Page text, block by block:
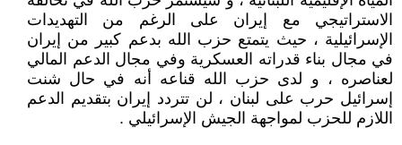
الاستراتيجي مع إيران على الرغم من التهديدات
الإسرائيلية ، حيث يتمتع حزب الله بدعم كبير من إيران
في مجال بناء قدراته العسكرية وفي مجال الدعم المالي
لعناصره ، و لدى حزب الله قناعه أنه في حال شنت
إسرائيل حرب على لبنان ، لن تتردد إيران بتقديم الدعم
اللازم للحزب لمواجهة الجيش الإسرائيلي .